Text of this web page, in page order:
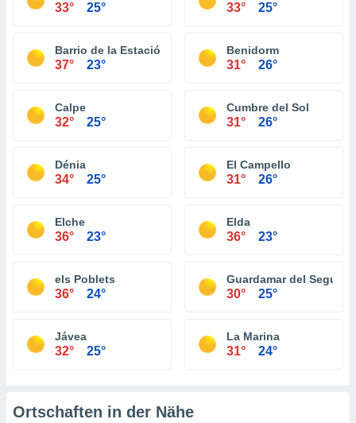
33° 25° 33° 25°
Barrio de la Estación de Crevillente
37° 23°
Benidorm
31° 26°
Calpe
32° 25°
Cumbre del Sol
31° 26°
Dénia
34° 25°
El Campello
31° 26°
Elche
36° 23°
Elda
36° 23°
els Poblets
36° 24°
Guardamar del Segura
30° 25°
Jávea
32° 25°
La Marina
31° 24°
Ortschaften in der Nähe